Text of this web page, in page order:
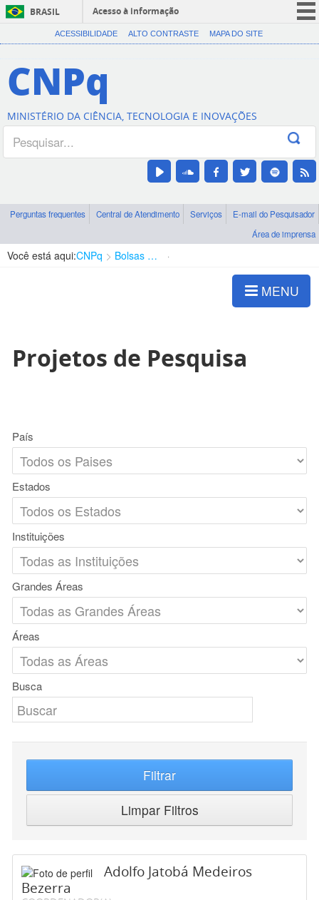
BRASIL
Acesso à informação
CORONAVÍRUS (COVID-19)
Canais
ACESSIBILIDADE ALTO CONTRASTE MAPA DO SITE
CNPq
MINISTÉRIO DA CIÊNCIA, TECNOLOGIA E INOVAÇÕES
Perguntas frequentes Central de Atendimento Serviços
E-mail do Pesquisador
Área de imprensa
Você está aqui:CNPq Bolsas e Auxílios Vigentes
MENU
Projetos de Pesquisa
País
Estados
Instituições
Grandes Áreas
Áreas
Busca
Filtrar
Limpar Filtros
Adolfo Jatobá Medeiros
Bezerra